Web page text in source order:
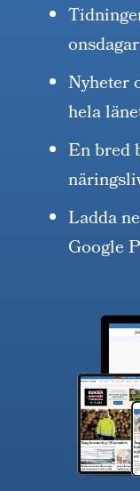
onsdagar
Nyheter
hela
En bred
Ladda
Google